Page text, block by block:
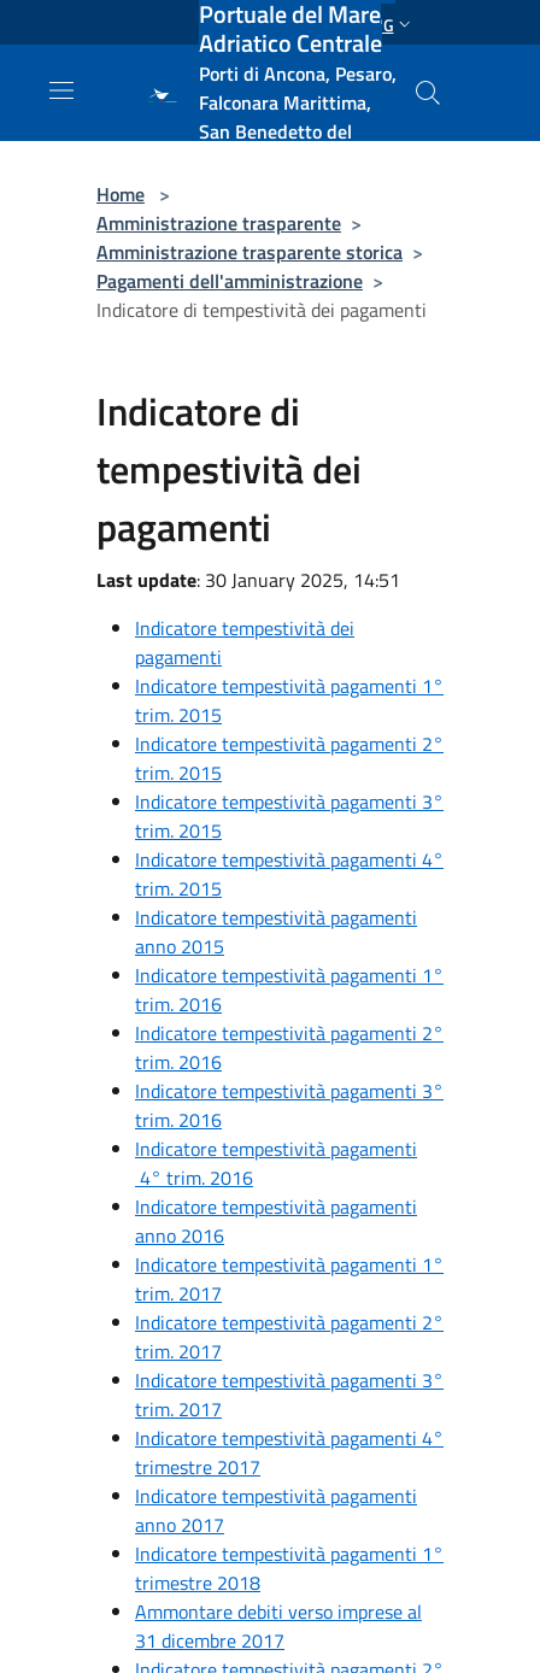
Salta al contenuto principale ENG
Portuale del Mare
Adriatico Centrale
Porti di Ancona, Pesaro,
Falconara Marittima,
San Benedetto del
Home >
Amministrazione trasparente >
Amministrazione trasparente storica >
Pagamenti dell'amministrazione >
Indicatore di tempestività dei pagamenti
Indicatore di
tempestività dei
pagamenti
Last update: 30 January 2025, 14:51
Indicatore tempestività dei
pagamenti
Indicatore tempestività pagamenti 1°
trim. 2015
Indicatore tempestività pagamenti 2°
trim. 2015
Indicatore tempestività pagamenti 3°
trim. 2015
Indicatore tempestività pagamenti 4°
trim. 2015
Indicatore tempestività pagamenti
anno 2015
Indicatore tempestività pagamenti 1°
trim. 2016
Indicatore tempestività pagamenti 2°
trim. 2016
Indicatore tempestività pagamenti 3°
trim. 2016
Indicatore tempestività pagamenti
4° trim. 2016
Indicatore tempestività pagamenti
anno 2016
Indicatore tempestività pagamenti 1°
trim. 2017
Indicatore tempestività pagamenti 2°
trim. 2017
Indicatore tempestività pagamenti 3°
trim. 2017
Indicatore tempestività pagamenti 4°
trimestre 2017
Indicatore tempestività pagamenti
anno 2017
Indicatore tempestività pagamenti 1°
trimestre 2018
Ammontare debiti verso imprese al
31 dicembre 2017